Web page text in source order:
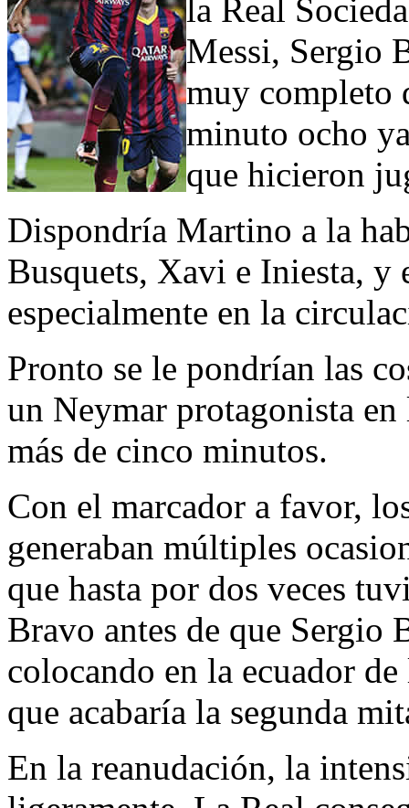
la Real
Messi, Sergio
muy completo
minuto ocho
que hicieron
Dispondría Martino a la
Busquets, Xavi e Iniesta,
especialmente en la
Pronto se le pondrían las
un Neymar protagonista
más de cinco minutos.
Con el marcador a favor,
generaban múltiples
que hasta por dos veces
Bravo antes de que Sergio
colocando en la ecuador
que acabaría la segunda
En la reanudación, la